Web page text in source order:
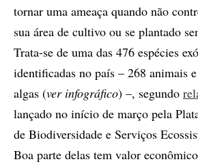
tornar uma ameaça quando não
sua área de cultivo ou se plantado
Trata-se de uma das 476 espécies
identificadas no país – 268 animais
algas (ver infográfico) –, segundo
lançado no início de março pela
de Biodiversidade e Serviços
Boa parte delas tem valor